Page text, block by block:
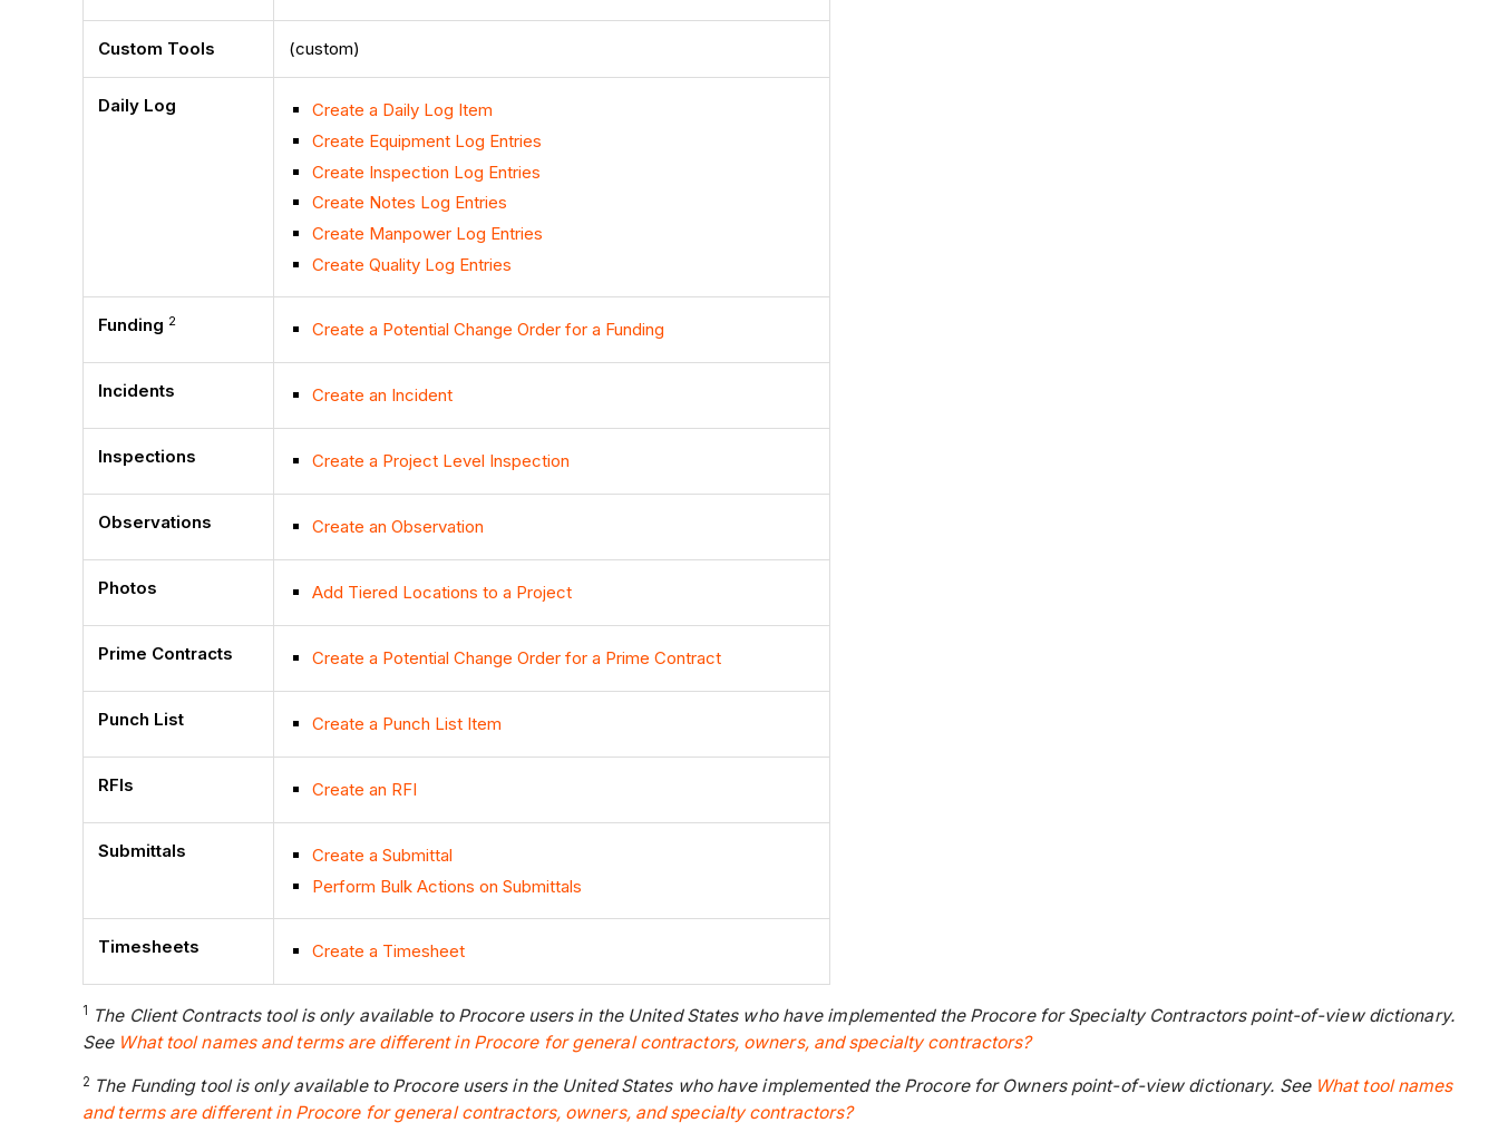
Custom Tools (custom)
Daily Log
Create a Daily Log Item
Create Equipment Log Entries
Create Inspection Log Entries
Create Notes Log Entries
Create Manpower Log Entries
Create Quality Log Entries
Funding 2 Create a Potential Change Order for a Funding
Incidents Create an Incident
Inspections Create a Project Level Inspection
Observations Create an Observation
Photos Add Tiered Locations to a Project
Prime Contracts Create a Potential Change Order for a Prime Contract
Punch List Create a Punch List Item
RFIs Create an RFI
Submittals
Create a Submittal
Perform Bulk Actions on Submittals
Timesheets Create a Timesheet
1
The Client Contracts tool is only available to Procore users in the United States who have implemented the Procore for Specialty Contractors point-of-view dictionary.
See What tool names and terms are different in Procore for general contractors, owners, and specialty contractors?
2 The Funding tool is only available to Procore users in the United States who have implemented the Procore for Owners point-of-view dictionary. See What tool names
and terms are different in Procore for general contractors, owners, and specialty contractors?